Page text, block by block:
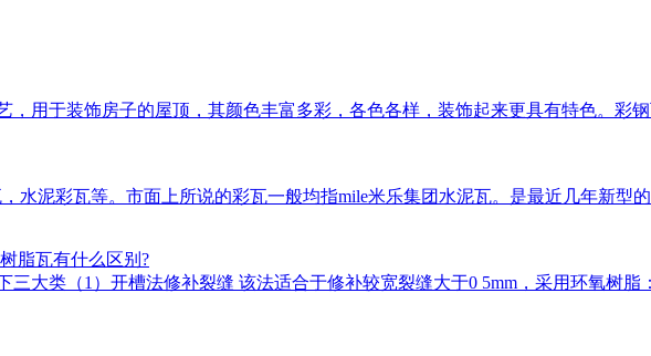
，用于装饰房子的屋顶，其颜色丰富多彩，各色各样，装饰起来更具有特色。彩
水泥彩瓦等。市面上所说的彩瓦一般均指mile米乐集团水泥瓦。是最近几年新型
脂瓦有什么区别?
大类（1）开槽法修补裂缝 该法适合于修补较宽裂缝大于0 5mm，采用环氧树脂